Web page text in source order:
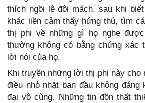
thích ngồi lê đôi mách, sau khi
khác liền cảm thấy hứng thú, tìm
thị phi về những gì họ nghe
thường không có bằng chứng xác
lời nói của họ.
Khi truyền những lời thị phi này cho
điều nhỏ nhặt ban đầu không đáng
đại vô cùng. Những tin đồn thất